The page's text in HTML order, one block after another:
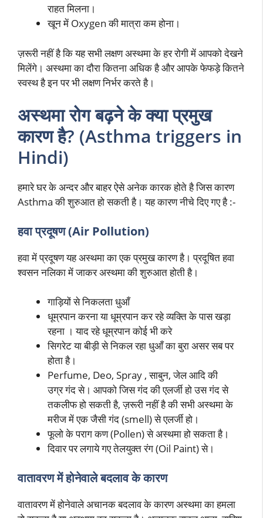
राहत मिलना।
खून में Oxygen की मात्रा कम होना।
ज़रूरी नहीं है कि यह सभी लक्षण अस्थमा के हर रोगी में आपको देखने
मिलेंगे। अस्थमा का दौरा कितना अधिक है और आपके फेफड़े कितने
स्वस्थ है इन पर भी लक्षण निर्भर करते है।
अस्थमा रोग बढ़ने के क्या प्रमुख
कारण है? (Asthma triggers in
Hindi)
हमारे घर के अन्दर और बाहर ऐसे अनेक कारक होते है जिस कारण
Asthma की शुरुआत हो सकती है। यह कारण नीचे दिए गए है :-
हवा प्रदूषण (Air Pollution)
हवा में प्रदूषण यह अस्थमा का एक प्रमुख कारण है। प्रदूषित हवा
श्वसन नलिका में जाकर अस्थमा की शुरुआत होती है।
गाड़ियों से निकलता धुआँ
धूम्रपान करना या धूम्रपान कर रहे व्यक्ति के पास खड़ा
रहना । याद रहे धूम्रपान कोई भी करे
सिगरेट या बीड़ी से निकल रहा धुआँ का बुरा असर सब पर
होता है।
Perfume, Deo, Spray , साबुन, जेल आदि की
उग्र गंद से। आपको जिस गंद की एलर्जी हो उस गंद से
तकलीफ हो सकती है, ज़रूरी नहीं है की सभी अस्थमा के
मरीज में एक जैसी गंद (smell) से एलर्जी हो।
फूलो के पराग कण (Pollen) से अस्थमा हो सकता है।
दिवार पर लगाये गए तेलयुक्त रंग (Oil Paint) से।
वातावरण में होनेवाले बदलाव के कारण
वातावरण में होनेवाले अचानक बदलाव के कारण अस्थमा का हमला